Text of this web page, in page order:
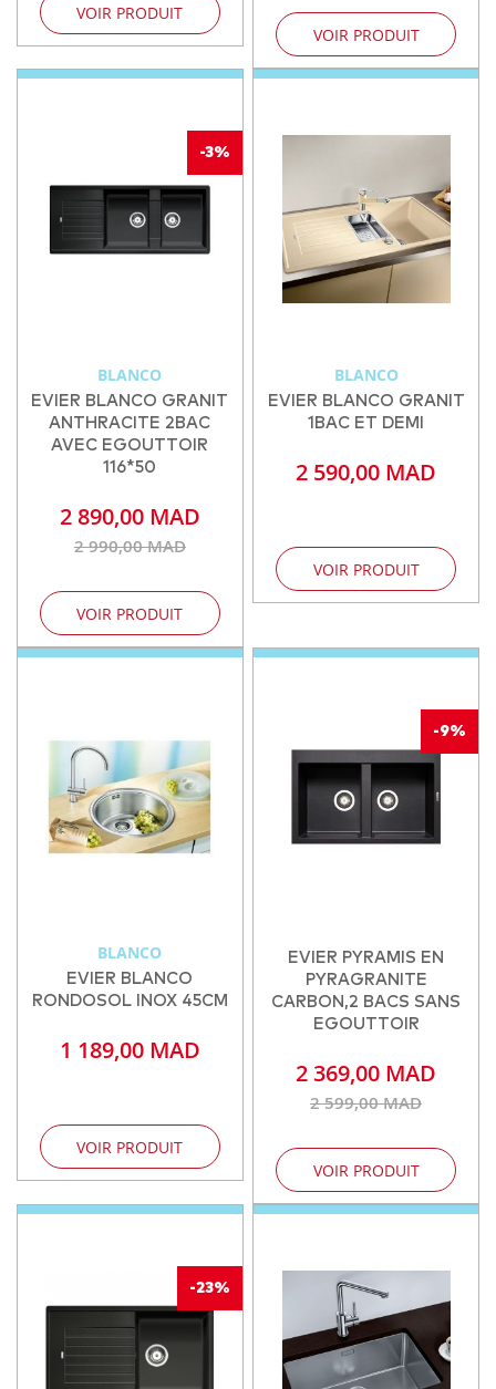
VOIR PRODUIT
VOIR PRODUIT
-3%
BLANCO
EVIER BLANCO GRANIT
ANTHRACITE 2BAC
AVEC EGOUTTOIR
116*50
2 890,00 MAD
2 990,00 MAD
VOIR PRODUIT
BLANCO
EVIER BLANCO GRANIT
1BAC ET DEMI
2 590,00 MAD
VOIR PRODUIT
BLANCO
EVIER BLANCO
RONDOSOL INOX 45CM
1 189,00 MAD
VOIR PRODUIT
-9%
EVIER PYRAMIS EN
PYRAGRANITE
CARBON,2 BACS SANS
EGOUTTOIR
2 369,00 MAD
2 599,00 MAD
VOIR PRODUIT
-23%